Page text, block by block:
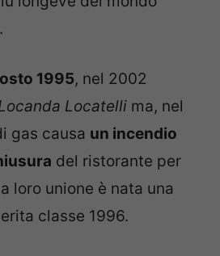
1995, nel 2002
Locatelli ma, nel
gas causa un incendio
del ristorante per
loro unione è nata una
classe 1996.